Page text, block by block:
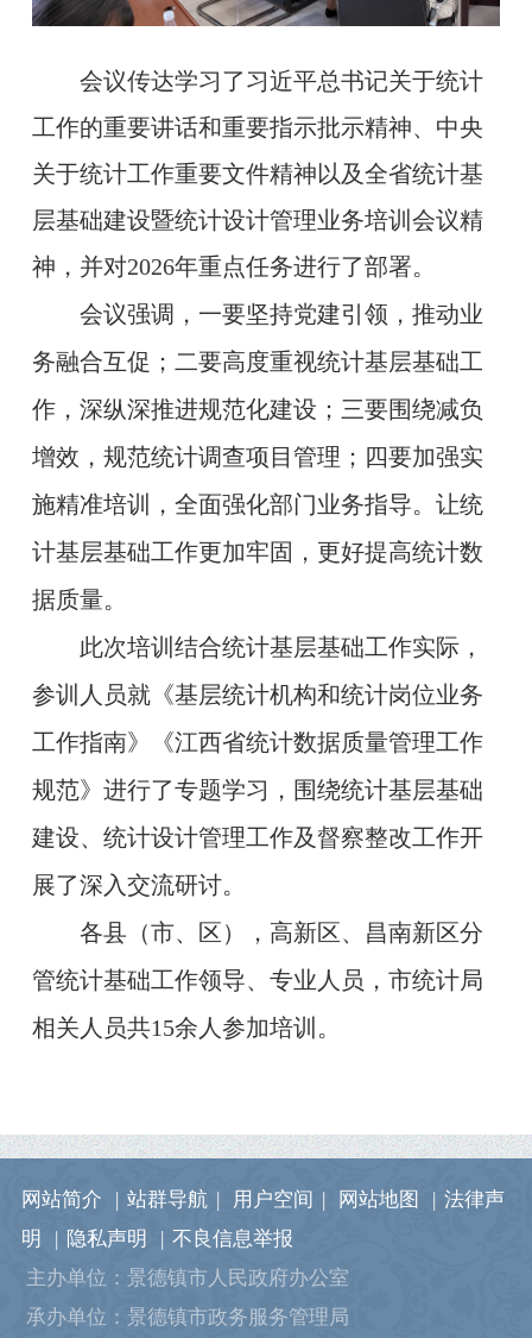
会议传达学习了习近平总书记关于统计
工作的重要讲话和重要指示批示精神、中央
关于统计工作重要文件精神以及全省统计基
层基础建设暨统计设计管理业务培训会议精
神，并对2026年重点任务进行了部署。
会议强调，一要坚持党建引领，推动业
务融合互促；二要高度重视统计基层基础工
作，深纵深推进规范化建设；三要围绕减负
增效，规范统计调查项目管理；四要加强实
施精准培训，全面强化部门业务指导。让统
计基层基础工作更加牢固，更好提高统计数
据质量。
此次培训结合统计基层基础工作实际，
参训人员就《基层统计机构和统计岗位业务
工作指南》《江西省统计数据质量管理工作
规范》进行了专题学习，围绕统计基层基础
建设、统计设计管理工作及督察整改工作开
展了深入交流研讨。
各县（市、区），高新区、昌南新区分
管统计基础工作领导、专业人员，市统计局
相关人员共15余人参加培训。
网站简介 | 站群导航 | 用户空间 | 网站地图 | 法律声
明
| 隐私声明 | 不良信息举报
主办单位：景德镇市人民政府办公室
承办单位：景德镇市政务服务管理局